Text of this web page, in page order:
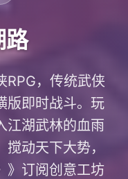
路
RPG，传统武侠
版即时战斗。玩
江湖武林的血雨
动天下大势，
》订阅创意工坊